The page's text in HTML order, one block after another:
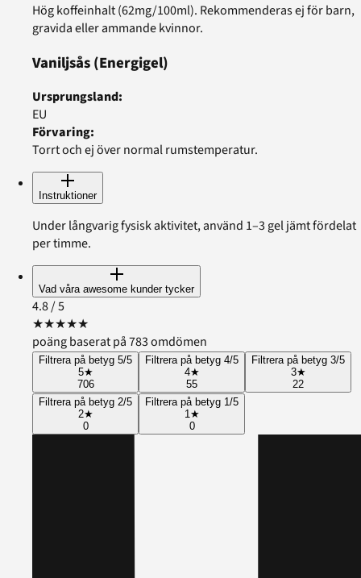
Hög koffeinhalt (62mg/100ml). Rekommenderas ej för barn,
gravida eller ammande kvinnor.
Vaniljsås(Energigel)
Ursprungsland:
EU
Förvaring:
Torrt och ej över normal rumstemperatur.
Instruktioner
Under långvarig fysisk aktivitet, använd 1–3 gel jämt fördelat
per timme.
Vad våra awesome kunder tycker
4.8/ 5
★★★★★
poäng baserat på 783 omdömen
Filtrera på betyg 5/5
5★
706
Filtrera på betyg 4/5
4★
55
Filtrera på betyg 3/5
3★
22
Filtrera på betyg 2/5
2★
0
Filtrera på betyg 1/5
1★
0